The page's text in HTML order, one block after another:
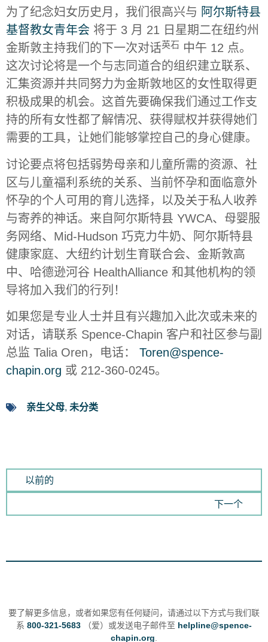
为了纪念妇女历史月，我们很高兴与 阿尔斯特县
基督教女青年会 将于 3 月 21 日星期二在纽约州
金斯敦主持我们的下一次对话英石 中午 12 点。
这次讨论将是一个与志同道合的组织建立联系、
汇集资源并共同努力为金斯敦地区的女性取得更
积极成果的机会。这首先要确保我们通过工作支
持的所有女性都了解情况、获得赋权并获得她们
需要的工具，让她们能够掌控自己的身心健康。
讨论要点将包括弱势母亲和儿童所需的资源、社
区与儿童福利系统的关系、当前怀孕和面临意外
怀孕的个人可用的育儿选择，以及关于私人收养
与寄养的神话。来自阿尔斯特县 YWCA、母婴服
务网络、Mid-Hudson 巧克力牛奶、阿尔斯特县
健康家庭、大纽约计划生育联合会、金斯敦高
中、哈德逊河谷 HealthAlliance 和其他机构的领
导将加入我们的行列！
如果您是专业人士并且有兴趣加入此次或未来的
对话，请联系 Spence-Chapin 客户和社区参与副
总监 Talia Oren，电话： Toren@spence-
chapin.org 或 212-360-0245。
亲生父母, 未分类
以前的
下一个
要了解更多信息，或者如果您有任何疑问，请通过以下方式与我们联
系 800-321-5683 （爱）或发送电子邮件至 helpline@spence-
chapin.org